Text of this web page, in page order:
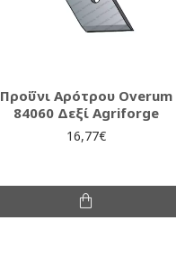
Προΰνι Αρότρου Overum
84060 Δεξί Agriforge
16,77€